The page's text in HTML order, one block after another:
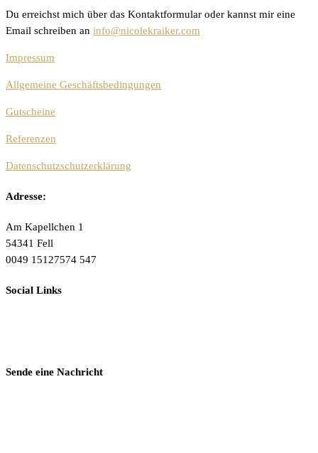
Du erreichst mich über das Kontaktformular oder kannst mir eine
Email schreiben an info@nicolekraiker.com
Impressum
Allgemeine Geschäftsbedingungen
Gutscheine
Referenzen
Datenschutzschutzerklärung
Adresse:
Am Kapellchen 1
54341 Fell
0049 15127574 547
Social Links
Sende eine Nachricht